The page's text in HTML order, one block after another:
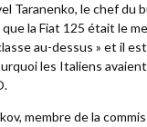
Taranenko, le chef du
la Fiat 125 était le
au-dessus » et il
les Italiens
membre de la